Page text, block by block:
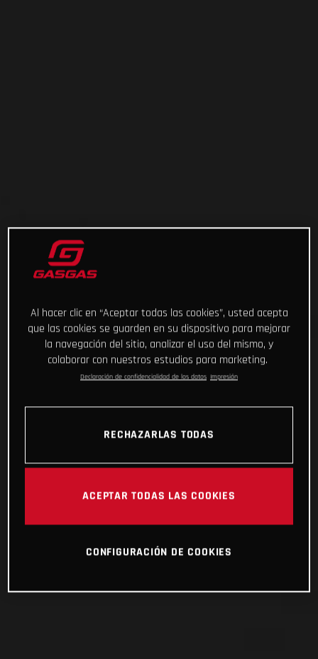
Al hacer clic en “Aceptar todas las cookies”, usted acepta
que las cookies se guarden en su dispositivo para mejorar
la navegación del sitio, analizar el uso del mismo, y
colaborar con nuestros estudios para marketing.
Declaración de confidencialidad de los datos Impresión
RECHAZARLAS TODAS
ACEPTAR TODAS LAS COOKIES
CONFIGURACIÓN DE COOKIES